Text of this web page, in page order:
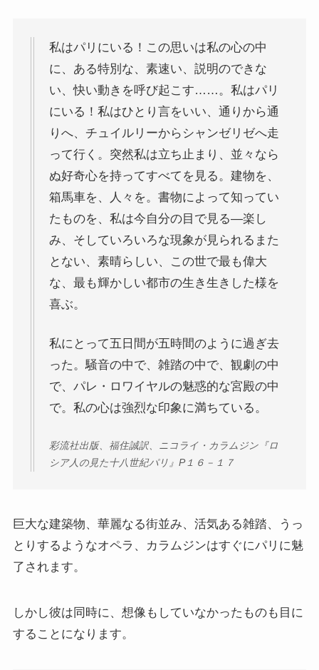
ドイツの大詩人ゲーテを味わう
哲学者ショーペンハウアーに学ぶ
カフカの街プラハとチェコ文学
ローマ帝国の興亡とバチカン、ローマカトリック
イタリアルネサンスと知の革命
光の画家フェルメールと科学革命
奇跡の音楽家メンデルスゾーンの驚異の人生
夢の国ディズニーランド研究
その他おすすめ本
世界一周記
イスラエル編
ポーランド編
ボスニア・クロアチア編
私はパリにいる！この思いは私の心の中
に、ある特別な、素速い、説明のできな
い、快い動きを呼び起こす……。私はパリ
にいる！私はひとり言をいい、通りから通
りへ、チュイルリーからシャンゼリゼへ走
って行く。突然私は立ち止まり、並々なら
ぬ好奇心を持ってすべてを見る。建物を、
箱馬車を、人々を。書物によって知ってい
たものを、私は今自分の目で見る―楽し
み、そしていろいろな現象が見られるまた
とない、素晴らしい、この世で最も偉大
な、最も輝かしい都市の生き生きした様を
喜ぶ。
私にとって五日間が五時間のように過ぎ去
った。騒音の中で、雑踏の中で、観劇の中
で、パレ・ロワイヤルの魅惑的な宮殿の中
で。私の心は強烈な印象に満ちている。
彩流社出版、福住誠訳、ニコライ・カラムジン『ロ
シア人の見た十八世紀パリ』P１６－１７
巨大な建築物、華麗なる街並み、活気ある雑踏、うっ
とりするようなオペラ、カラムジンはすぐにパリに魅
了されます。
しかし彼は同時に、想像もしていなかったものも目に
することになります。